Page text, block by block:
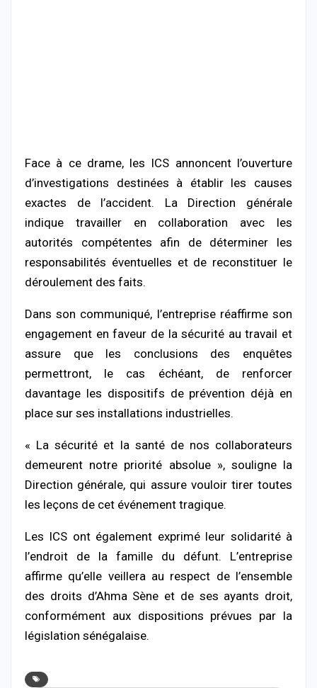
Face à ce drame, les ICS annoncent l’ouverture
d’investigations destinées à établir les causes
exactes de l’accident. La Direction générale
indique travailler en collaboration avec les
autorités compétentes afin de déterminer les
responsabilités éventuelles et de reconstituer le
déroulement des faits.
Dans son communiqué, l’entreprise réaffirme son
engagement en faveur de la sécurité au travail et
assure que les conclusions des enquêtes
permettront, le cas échéant, de renforcer
davantage les dispositifs de prévention déjà en
place sur ses installations industrielles.
« La sécurité et la santé de nos collaborateurs
demeurent notre priorité absolue », souligne la
Direction générale, qui assure vouloir tirer toutes
les leçons de cet événement tragique.
Les ICS ont également exprimé leur solidarité à
l’endroit de la famille du défunt. L’entreprise
affirme qu’elle veillera au respect de l’ensemble
des droits d’Ahma Sène et de ses ayants droit,
conformément aux dispositions prévues par la
législation sénégalaise.